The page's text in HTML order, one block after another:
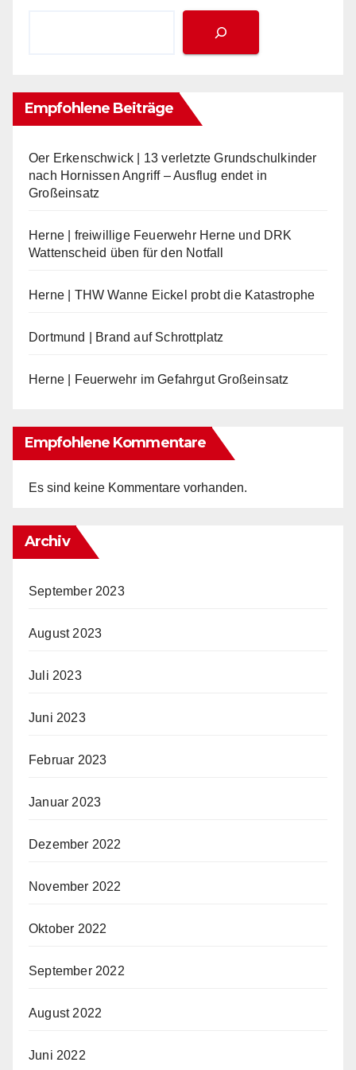
Empfohlene Beiträge
Oer Erkenschwick | 13 verletzte Grundschulkinder
nach Hornissen Angriff – Ausflug endet in
Großeinsatz
Herne | freiwillige Feuerwehr Herne und DRK
Wattenscheid üben für den Notfall
Herne | THW Wanne Eickel probt die Katastrophe
Dortmund | Brand auf Schrottplatz
Herne | Feuerwehr im Gefahrgut Großeinsatz
Empfohlene Kommentare
Es sind keine Kommentare vorhanden.
Archiv
September 2023
August 2023
Juli 2023
Juni 2023
Februar 2023
Januar 2023
Dezember 2022
November 2022
Oktober 2022
September 2022
August 2022
Juni 2022